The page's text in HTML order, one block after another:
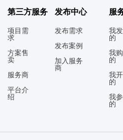
第三方服务
项目需
求
方案售
卖
服务商
平台介
绍
发布中心
发布需求
发布案例
加入服务
商
服
我
的
我
的
我
的
我
的